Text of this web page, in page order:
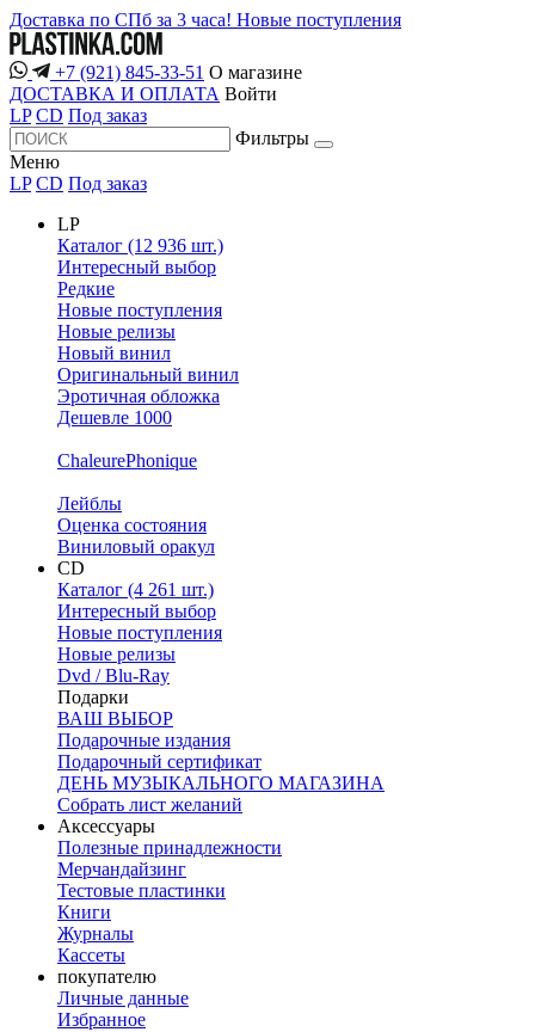
Доставка по СПб за 3 часа! Новые поступления
+7 (921) 845-33-51 О магазине
ДОСТАВКА И ОПЛАТА Войти
LP CD Под заказ
Фильтры
Меню
LP CD Под заказ
LP
Каталог (12 936 шт.)
Интересный выбор
Редкие
Новые поступления
Новые релизы
Новый винил
Оригинальный винил
Эротичная обложка
Дешевле 1000
ChaleurePhonique
Лейблы
Оценка состояния
Виниловый оракул
CD
Каталог (4 261 шт.)
Интересный выбор
Новые поступления
Новые релизы
Dvd / Blu-Ray
Подарки
ВАШ ВЫБОР
Подарочные издания
Подарочный сертификат
ДЕНЬ МУЗЫКАЛЬНОГО МАГАЗИНА
Собрать лист желаний
Аксессуары
Полезные принадлежности
Мерчандайзинг
Тестовые пластинки
Книги
Журналы
Кассеты
покупателю
Личные данные
Избранное